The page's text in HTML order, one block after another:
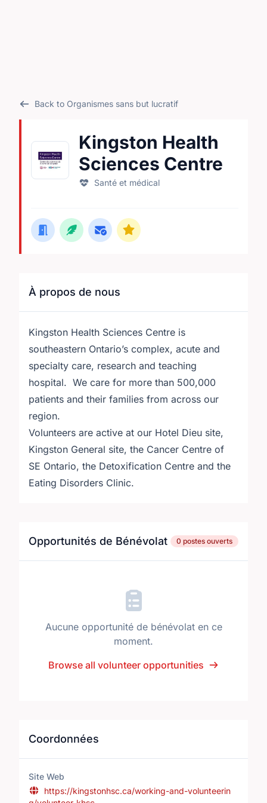
Back to Organismes sans but lucratif
Kingston Health
Sciences Centre
Santé et médical
À propos de nous
Kingston Health Sciences Centre is
southeastern Ontario’s complex, acute and
specialty care, research and teaching
hospital. We care for more than 500,000
patients and their families from across our
region.
Volunteers are active at our Hotel Dieu site,
Kingston General site, the Cancer Centre of
SE Ontario, the Detoxification Centre and the
Eating Disorders Clinic.
Opportunités de Bénévolat 0 postes ouverts
Aucune opportunité de bénévolat en ce
moment.
Browse all volunteer opportunities
Coordonnées
Site Web
https://kingstonhsc.ca/working-and-volunteerin